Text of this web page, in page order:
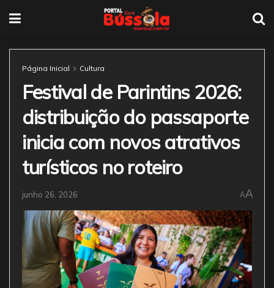
Página Inicial Cultura
Festival de Parintins 2026:
distribuição do passaporte
inicia com novos atrativos
turísticos no roteiro
junho 26, 2026 AA